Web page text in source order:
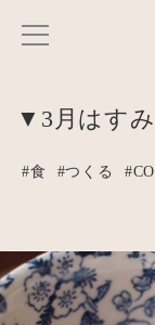
▼3月はす
#食 #つくる